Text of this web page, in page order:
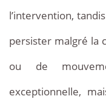
l’intervention,
persister malgré la
ou de
exceptionnelle,